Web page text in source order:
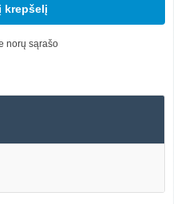
krepšelį
norų sąrašo